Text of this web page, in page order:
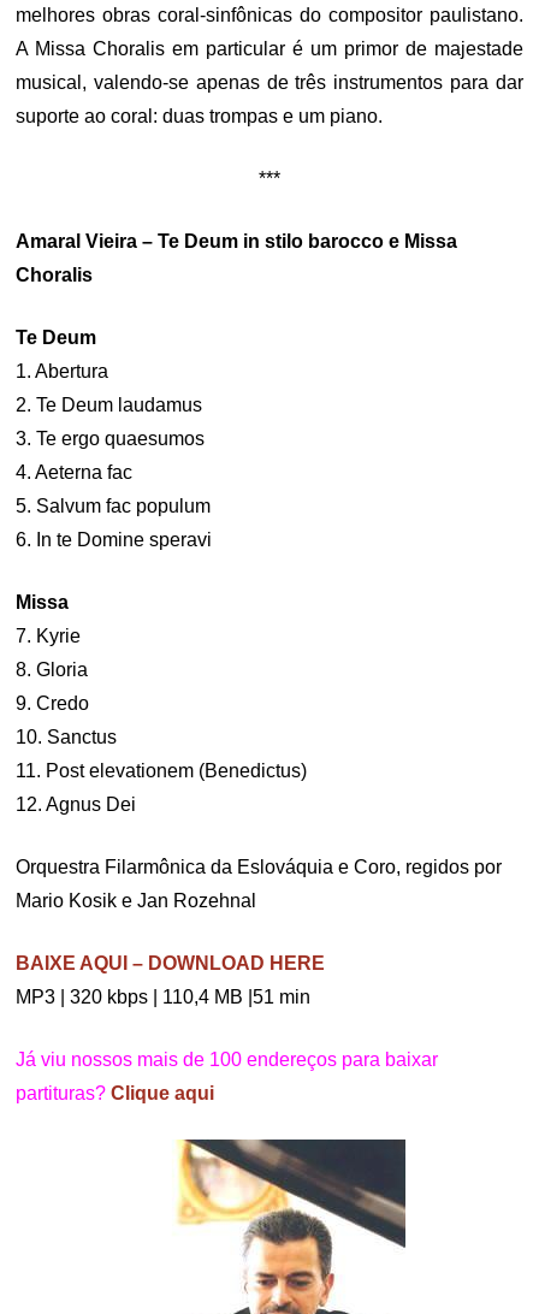
melhores obras coral-sinfônicas do compositor paulistano.
A Missa Choralis em particular é um primor de majestade
musical, valendo-se apenas de três instrumentos para dar
suporte ao coral: duas trompas e um piano.
***
Amaral Vieira – Te Deum in stilo barocco e Missa
Choralis
Te Deum
1. Abertura
2. Te Deum laudamus
3. Te ergo quaesumos
4. Aeterna fac
5. Salvum fac populum
6. In te Domine speravi
Missa
7. Kyrie
8. Gloria
9. Credo
10. Sanctus
11. Post elevationem (Benedictus)
12. Agnus Dei
Orquestra Filarmônica da Eslováquia e Coro, regidos por
Mario Kosik e Jan Rozehnal
BAIXE AQUI – DOWNLOAD HERE
MP3 | 320 kbps | 110,4 MB |51 min
Já viu nossos mais de 100 endereços para baixar
partituras? Clique aqui